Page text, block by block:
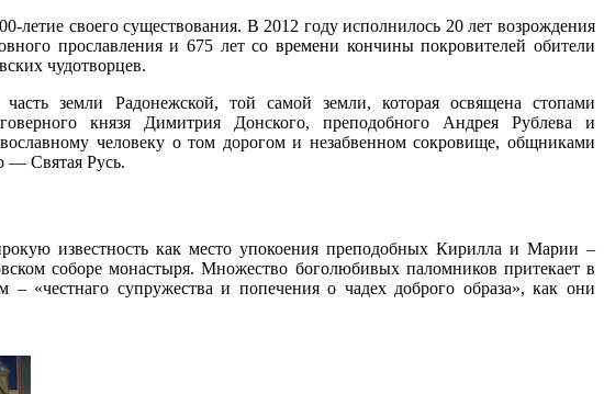
летие своего существования. В 2012 году исполнилось 20 лет возрождения
прославления и 675 лет со времени кончины покровителей обители
чудотворцев.
земли Радонежской, той самой земли, которая освящена стопами
князя Димитрия Донского, преподобного Андрея Рублева и
человеку о том дорогом и незабвенном сокровище, общниками
— Святая Русь.
известность как место упокоения преподобных Кирилла и Марии –
соборе монастыря. Множество боголюбивых паломников притекает в
«честнаго супружества и попечения о чадех доброго образа», как они